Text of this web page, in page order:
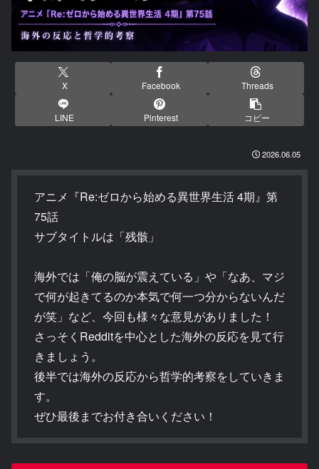
X Facebook Threads
LINE Pinterest コピー
2026.06.05
アニメ『Re:ゼロから始める異世界生活 4期』第
75話
サブタイトルは「残骸」
海外では「俺の脳が震えている」や「なあ、マジ
で何が起きてるのか本気で何一つ分からないんだ
が笑」など、今回も様々な意見がありました！
さっそくRedditを中心とした海外の反応を見て行
きましょう。
後半では海外の反応から哲学的考察をしていきま
す。
ぜひ最後までお付き合いください！